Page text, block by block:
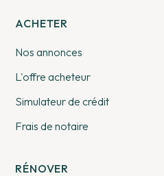
ACHETER
Nos annonces
L'offre acheteur
Simulateur de crédit
Frais de notaire
RÉNOVER